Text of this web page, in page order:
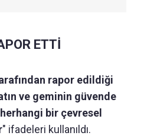
ETTİ
rapor edildiği
ve geminin güvende
bir çevresel
" ifadeleri kullanıldı.